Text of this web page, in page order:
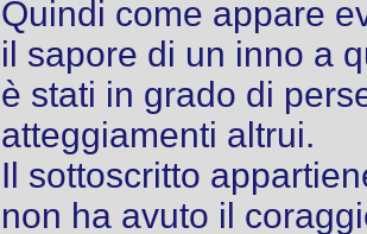
Quindi come appare
il sapore di un inno a
è stati in grado di
atteggiamenti altrui.
Il sottoscritto
non ha avuto il